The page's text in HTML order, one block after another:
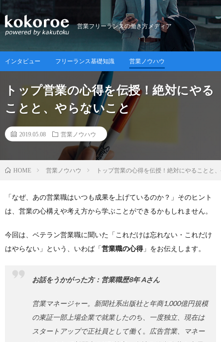
営業フリーランスの働き方メディア
インタビュー フリーランス基礎知識 営業ノウハウ
トップ営業の心得を伝授！絶対にやる
ことと、やらないこと
2019.05.08 営業ノウハウ
HOME 営業ノウハウ トップ営業の心得を伝授！絶対にやることと
「なぜ、あの営業職はいつも成果を上げているのか？」そのヒント
は、営業の心構えや考え方から学ぶことができるかもしれません。
今回は、ベテラン営業職に聞いた「これだけは忘れない・これだけ
はやらない」という、いわば「営業職の心得 」をお伝えします。
お話をうかがった方：営業職歴8年 Aさん
営業マネージャー。新聞社系出版社と年商1,000億円規模
の東証一部上場企業で就業したのち、一度独立、現在は
スタートアップで正社員として働く 。
広告営業、マネー